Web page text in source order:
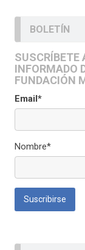
BOLETÍN
SUSCRÍBETE
INFORMADO
FUNDACIÓN
Email*
Nombre*